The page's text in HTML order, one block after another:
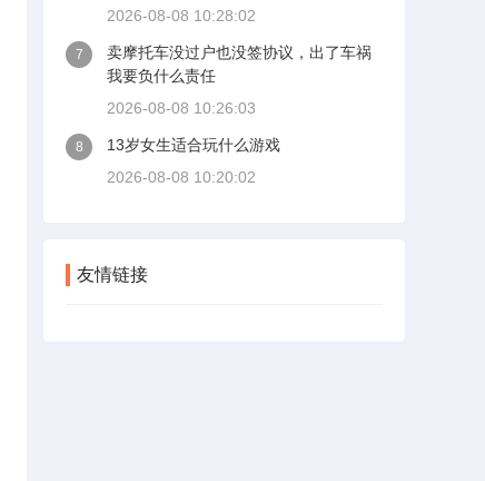
2026-08-08 10:28:02
7
卖摩托车没过户也没签协议，出了车祸
我要负什么责任
2026-08-08 10:26:03
8
13岁女生适合玩什么游戏
2026-08-08 10:20:02
友情链接